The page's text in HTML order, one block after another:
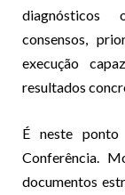
diagnósticos
consensos,
execução
resultados
É neste
Conferência.
documentos